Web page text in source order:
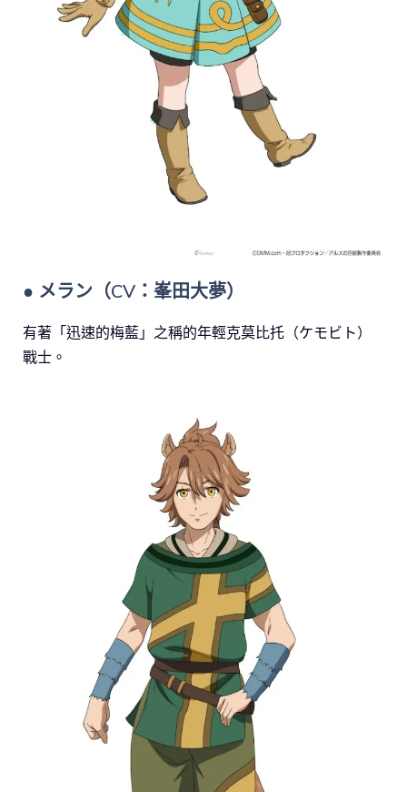
● メラン（CV：峯田大夢）
有著「迅速的梅藍」之稱的年輕克莫比托（ケモビト）
戰士。